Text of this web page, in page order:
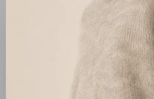
Sorteren op:
Toon 1 - 1 van 1